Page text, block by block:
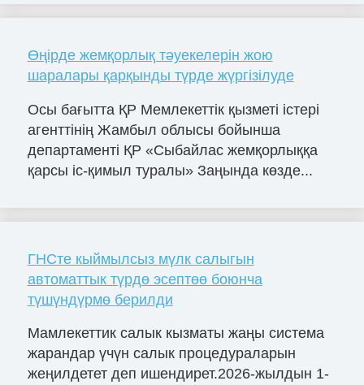
Өңірде жемқорлық тәуекелерін жою
шаралары қарқынды түрде жүргізілуде
Осы бағытта ҚР Мемлекеттік қызметі істері
агенттінің Жамбыл облысы бойынша
департаменті ҚР «Сыбайлас жемқорлыққа
қарсы іс-қимыл туралы» Заңында көзде...
ГНСте кыймылсыз мүлк салыгын
автоматтык түрдө эсептөө боюнча
түшүндүрмө берилди
Мамлекеттик салык кызматы жаңы система
жарандар үчүн салык процедураларын
жеңилдетет деп ишендирет.2026-жылдын 1-